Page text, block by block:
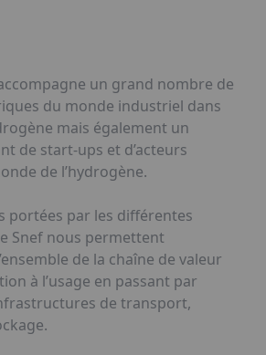
un grand nombre de
du monde industriel dans
mais également un
de start-ups et d’acteurs
de l’hydrogène.
portées par les différentes
Snef nous permettent
de la chaîne de valeur
à l’usage en passant par
de transport,